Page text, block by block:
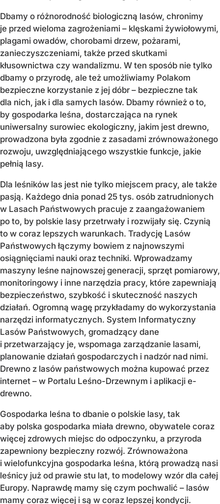
Dbamy o różnorodność biologiczną lasów, chronimy
je przed wieloma zagrożeniami – klęskami żywiołowymi,
plagami owadów, chorobami drzew, pożarami,
zanieczyszczeniami, także przed skutkami
kłusownictwa czy wandalizmu. W ten sposób nie tylko
dbamy o przyrodę, ale też umożliwiamy Polakom
bezpieczne korzystanie z jej dóbr – bezpieczne tak
dla nich, jak i dla samych lasów. Dbamy również o to,
by gospodarka leśna, dostarczająca na rynek
uniwersalny surowiec ekologiczny, jakim jest drewno,
prowadzona była zgodnie z zasadami zrównoważonego
rozwoju, uwzględniającego wszystkie funkcje, jakie
pełnią lasy.
Dla leśników las jest nie tylko miejscem pracy, ale także
pasją. Każdego dnia ponad 25 tys. osób zatrudnionych
w Lasach Państwowych pracuje z zaangażowaniem
po to, by polskie lasy przetrwały i rozwijały się. Czynią
to w coraz lepszych warunkach. Tradycję Lasów
Państwowych łączymy bowiem z najnowszymi
osiągnięciami nauki oraz techniki. Wprowadzamy
maszyny leśne najnowszej generacji, sprzęt pomiarowy,
monitoringowy i inne narzędzia pracy, które zapewniają
bezpieczeństwo, szybkość i skuteczność naszych
działań. Ogromną wagę przykładamy do wykorzystania
narzędzi informatycznych. System Informatyczny
Lasów Państwowych, gromadzący dane
i przetwarzający je, wspomaga zarządzanie lasami,
planowanie działań gospodarczych i nadzór nad nimi.
Drewno z lasów państwowych można kupować przez
internet – w Portalu Leśno-Drzewnym i aplikacji e-
drewno.
Gospodarka leśna to dbanie o polskie lasy, tak
aby polska gospodarka miała drewno, obywatele coraz
więcej zdrowych miejsc do odpoczynku, a przyroda
zapewniony bezpieczny rozwój. Zrównoważona
i wielofunkcyjna gospodarka leśna, którą prowadzą nasi
leśnicy już od prawie stu lat, to modelowy wzór dla całej
Europy. Naprawdę mamy się czym pochwalić – lasów
mamy coraz więcej i są w coraz lepszej kondycji.